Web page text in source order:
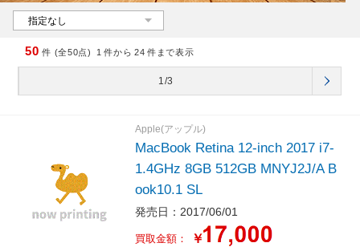
50 件 (全50点) 1 件から 24 件まで表示
1/3
Apple(アップル)
MacBook Retina 12-inch 2017 i7-
1.4GHz 8GB 512GB MNYJ2J/A B
ook10.1 SL
発売日：2017/06/01
買取金額： ￥